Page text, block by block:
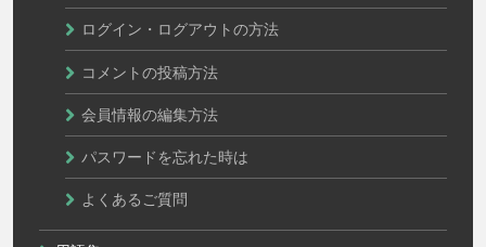
ログイン・ログアウトの方法
コメントの投稿方法
会員情報の編集方法
パスワードを忘れた時は
よくあるご質問